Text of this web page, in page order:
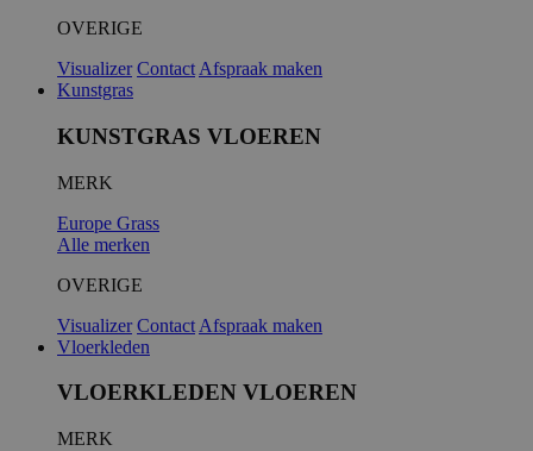
OVERIGE
Visualizer Contact Afspraak maken
Kunstgras
KUNSTGRAS VLOEREN
MERK
Europe Grass
Alle merken
OVERIGE
Visualizer Contact Afspraak maken
Vloerkleden
VLOERKLEDEN VLOEREN
MERK